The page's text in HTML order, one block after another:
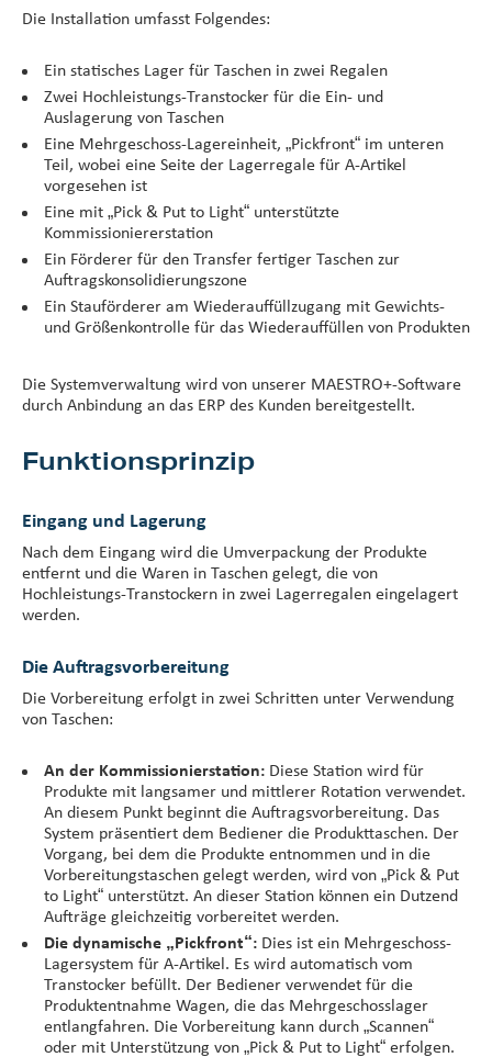
Die Installation umfasst Folgendes:
Ein statisches Lager für Taschen in zwei Regalen
Zwei Hochleistungs-Transtocker für die Ein- und
Auslagerung von Taschen
Eine Mehrgeschoss-Lagereinheit, „Pickfront“ im unteren
Teil, wobei eine Seite der Lagerregale für A-Artikel
vorgesehen ist
Eine mit „Pick & Put to Light“ unterstützte
Kommissioniererstation
Ein Förderer für den Transfer fertiger Taschen zur
Auftragskonsolidierungszone
Ein Stauförderer am Wiederauffüllzugang mit Gewichts-
und Größenkontrolle für das Wiederauffüllen von Produkten
Die Systemverwaltung wird von unserer MAESTRO+-Software
durch Anbindung an das ERP des Kunden bereitgestellt.
Funktionsprinzip
Eingang und Lagerung
Nach dem Eingang wird die Umverpackung der Produkte
entfernt und die Waren in Taschen gelegt, die von
Hochleistungs-Transtockern in zwei Lagerregalen eingelagert
werden.
Die Auftragsvorbereitung
Die Vorbereitung erfolgt in zwei Schritten unter Verwendung
von Taschen:
An der Kommissionierstation: Diese Station wird für
Produkte mit langsamer und mittlerer Rotation verwendet.
An diesem Punkt beginnt die Auftragsvorbereitung. Das
System präsentiert dem Bediener die Produkttaschen. Der
Vorgang, bei dem die Produkte entnommen und in die
Vorbereitungstaschen gelegt werden, wird von „Pick & Put
to Light“ unterstützt. An dieser Station können ein Dutzend
Aufträge gleichzeitig vorbereitet werden.
Die dynamische „Pickfront“: Dies ist ein Mehrgeschoss-
Lagersystem für A-Artikel. Es wird automatisch vom
Transtocker befüllt. Der Bediener verwendet für die
Produktentnahme Wagen, die das Mehrgeschosslager
entlangfahren. Die Vorbereitung kann durch „Scannen“
oder mit Unterstützung von „Pick & Put to Light“ erfolgen.